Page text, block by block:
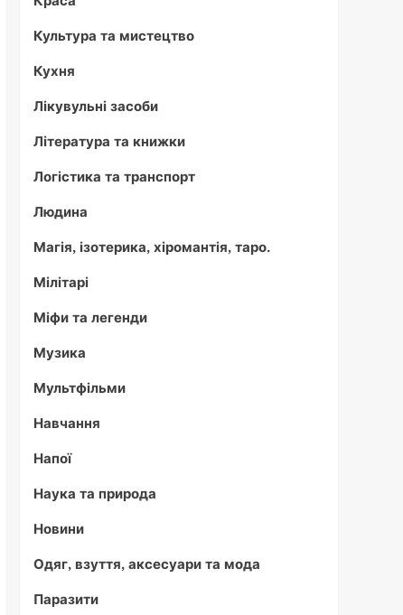
Культура та мистецтво
Кухня
Лікувульні засоби
Література та книжки
Логістика та транспорт
Людина
Магія, ізотерика, хіромантія, таро.
Мілітарі
Міфи та легенди
Музика
Мультфільми
Навчання
Напої
Наука та природа
Новини
Одяг, взуття, аксесуари та мода
Паразити